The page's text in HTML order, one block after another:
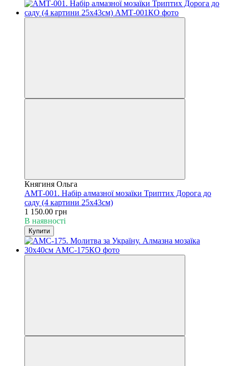
Княгиня Ольга
АМТ-001. Набір алмазної мозаїки Триптих Дорога до
саду (4 картини 25х43см)
1 150.00 грн
В наявності
Купити